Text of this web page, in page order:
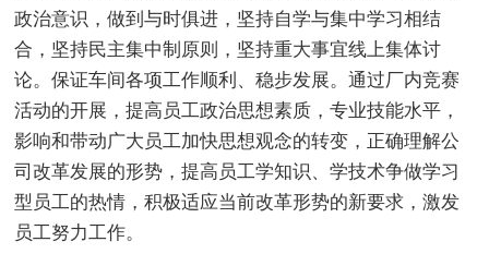
政治意识，做到与时俱进，坚持自学与集中学习相结
合，坚持民主集中制原则，坚持重大事宜线上集体讨
论。保证车间各项工作顺利、稳步发展。通过厂内竞赛
活动的开展，提高员工政治思想素质，专业技能水平，
影响和带动广大员工加快思想观念的转变，正确理解公
司改革发展的形势，提高员工学知识、学技术争做学习
型员工的热情，积极适应当前改革形势的新要求，激发
员工努力工作。